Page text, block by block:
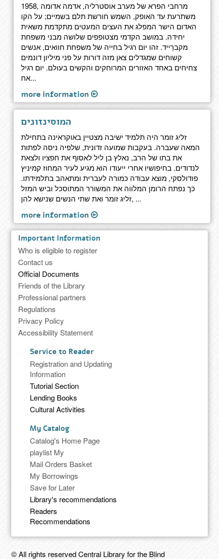
1958, מרחבי הפרא של מערב אוסטרליה, אדמה אדומה
משתרעת עד האופק, השמש חורשת תלם בשמיים; על הקו
האדום הישר המפלג את העצים המעטים מתקדמת משאית
יחידה. במושב הקדמי מצטופפים שלושה מבני משפחת
מקברַייד. זהו יום רגיל בחייה של משפחת חוואים, אנשים
קשוחים שמגדלים צאן מזה דורות על פני מיליון דונמים
צחיחים באחד האזורים המרוחקים והקשים בעולם. יום רגיל
אח...
more information
המוסינזונים
זליג זומר היה תלמיד ישיבה מצטיין באוקראינה בתחילת
המאה שעברה. בעקבות שמועה זדונית, שלפיה ניסה לפתות
את בתו של הרב, נאלץ בן ליל לאסוף את חפציו ולצאת
לנדודים. בחיפושיו אחרי ייעודו הוא מגיע לעיר המחוז קמיניץ
פודולסקי, מוצא עבודה כמורה לעברית ומתאהב בתלמידתו.
כך נפתח הרומן המלווה את המשורר המתוסכל וביש המזל
זליג זומר ואת שתי הנשים שנישא להן, ...
more information
Important Information
Who is eligible to register
Contact us
Official Documents
Friends of the Library
Professional partners
Regulations
Privacy Policy
Accessibility Statement
Service to Reader
Registration and Updating
Information
Tutorial Section
Lending Books
Cultural Activities
My Catalog
Catalog's Home Page
playlist My
Mail Orders Basket
My Borrowings
Save for Later
Library's recommendations
Readers
Recommendations
© All rights reserved Central Library for the Blind